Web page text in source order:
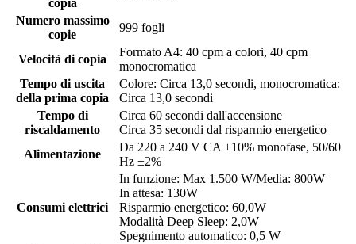
copia
Numero massimo
copie
999 fogli
Velocità di copia
Formato A4: 40 cpm a colori, 40 cpm
monocromatica
Tempo di uscita
della prima copia
Colore: Circa 13,0 secondi, monocromatica:
Circa 13,0 secondi
Tempo di
riscaldamento
Circa 60 secondi dall'accensione
Circa 35 secondi dal risparmio energetico
Alimentazione
Da 220 a 240 V CA ±10% monofase, 50/60
Hz ±2%
Consumi elettrici
In funzione: Max 1.500 W/Media: 800W
In attesa: 130W
Risparmio energetico: 60,0W
Modalità Deep Sleep: 2,0W
Spegnimento automatico: 0,5 W